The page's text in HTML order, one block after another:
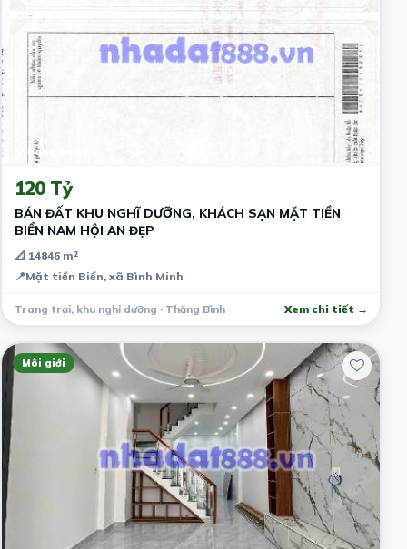
2 tháng trước
120 Tỷ
BÁN ĐẤT KHU NGHĨ DƯỠNG, KHÁCH SẠN MẶT TIỀN
BIỂN NAM HỘI AN ĐẸP
📐 14846 m²
📍Mặt tiền Biển, xã Bình Minh
Trang trại, khu nghỉ dưỡng · Thăng Bình Xem chi tiết →
Môi giới